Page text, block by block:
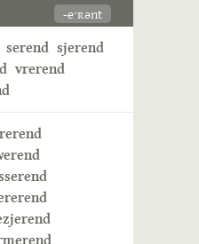
-eˑʀənt
serend sjerend
vrerend